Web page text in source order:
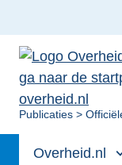
U
Publicaties
Primaire
Andere
Overheid.nl